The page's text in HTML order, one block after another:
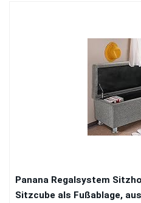
Panana Regalsystem
Sitzcube als Fußablage,